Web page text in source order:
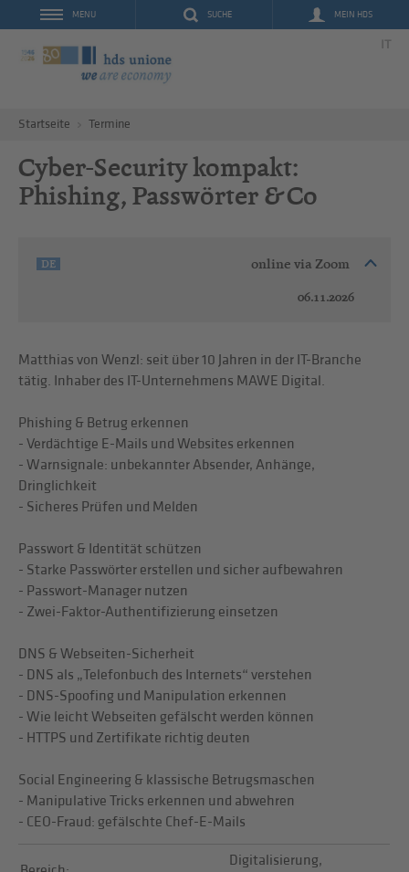
SUCHE MEIN HDS
MENU
IT
Startseite Termine
Cyber-Security kompakt:
Phishing, Passwörter & Co
DE
online via Zoom
06.11.2026
Matthias von Wenzl: seit über 10 Jahren in der IT-Branche
tätig. Inhaber des IT-Unternehmens MAWE Digital.
Phishing & Betrug erkennen
- Verdächtige E-Mails und Websites erkennen
- Warnsignale: unbekannter Absender, Anhänge,
Dringlichkeit
- Sicheres Prüfen und Melden
Passwort & Identität schützen
- Starke Passwörter erstellen und sicher aufbewahren
- Passwort-Manager nutzen
- Zwei-Faktor-Authentifizierung einsetzen
DNS & Webseiten-Sicherheit
- DNS als „Telefonbuch des Internets“ verstehen
- DNS-Spoofing und Manipulation erkennen
- Wie leicht Webseiten gefälscht werden können
- HTTPS und Zertifikate richtig deuten
Social Engineering & klassische Betrugsmaschen
- Manipulative Tricks erkennen und abwehren
- CEO-Fraud: gefälschte Chef-E-Mails
Digitalisierung,